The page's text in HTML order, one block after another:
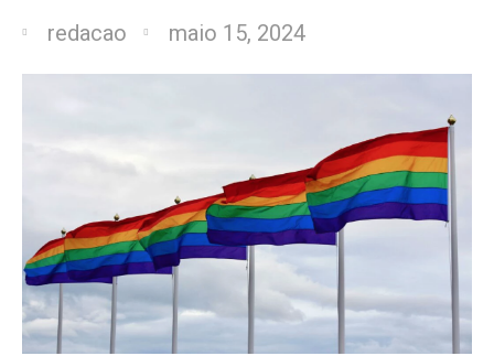
redacao maio 15, 2024